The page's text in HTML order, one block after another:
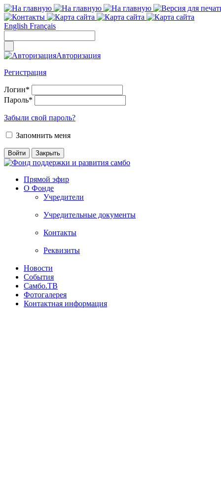
English Français
Авторизация
Регистрация
Логин*
Пароль*
Забыли свой пароль?
Запомнить меня
Прямой эфир
О Фонде
Учредители
Учредительные документы
Контакты
Реквизиты
Новости
События
Самбо.ТВ
Фотогалерея
Контактная информация